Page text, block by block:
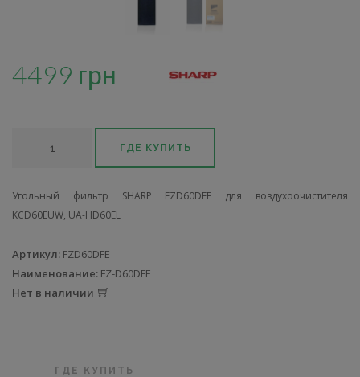
4499 грн
ГДЕ КУПИТЬ
Угольный фильтр SHARP FZD60DFE для воздухоочистителя
KCD60EUW, UA-HD60EL
Артикул: FZD60DFE
Наименование: FZ-D60DFE
Нет в наличии
ГДЕ КУПИТЬ